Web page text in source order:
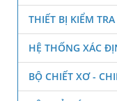
THIẾT BỊ KIỂM
HỆ THỐNG XÁC
BỘ CHIẾT XƠ -